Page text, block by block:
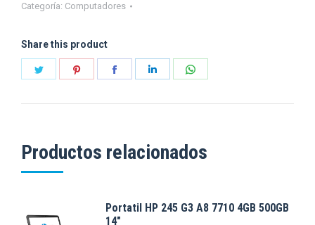
AIO
ProOne
600
Core
8GB
quantity
Categoría: Computadores
Share this product
Productos relacionados
Portatil HP 245 G3 A8 7710 4GB 500GB
14"